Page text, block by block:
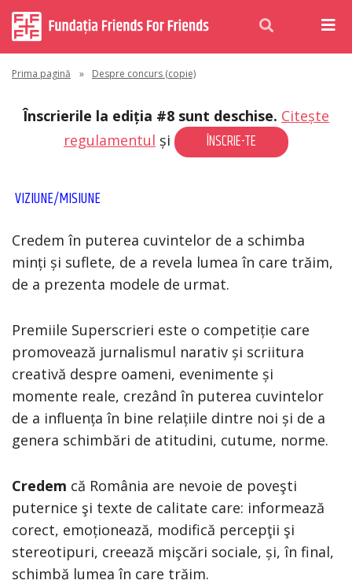
Prima pagină » Despre concurs (copie)
Înscrierile la ediția #8 sunt deschise. Citește
regulamentul și ÎNSCRIE-TE
VIZIUNE/MISIUNE
Credem în puterea cuvintelor de a schimba
minți și suflete, de a revela lumea în care trăim,
de a prezenta modele de urmat.
Premiile Superscrieri este o competiție care
promovează jurnalismul narativ și scriitura
creativă despre oameni, evenimente și
momente reale, crezând în puterea cuvintelor
de a influența în bine relațiile dintre noi și de a
genera schimbări de atitudini, cutume, norme.
Credem că România are nevoie de poveşti
puternice şi texte de calitate care: informează
corect, emoționează, modifică percepţii şi
stereotipuri, creează mişcări sociale, și, în final,
schimbă lumea în care trăim.